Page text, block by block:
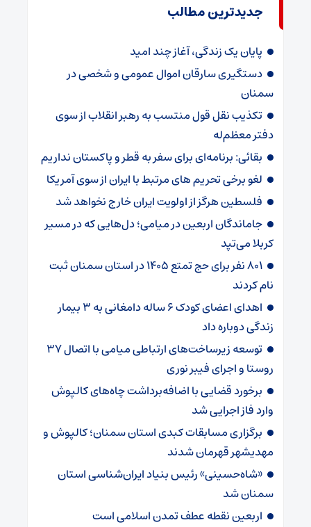
جدیدترین مطالب
پایان یک زندگی، آغاز چند امید
دستگیری سارقان اموال عمومی و شخصی در
سمنان
تکذیب نقل قول منتسب به رهبر انقلاب از سوی
دفتر معظم‌له
بقائی: برنامه‌ای برای سفر به قطر و پاکستان نداریم
لغو برخی تحریم های مرتبط با ایران از سوی آمریکا
فلسطین هرگز از اولویت ایران خارج نخواهد شد
جاماندگان اربعین در میامی؛ دل‌هایی که در مسیر
کربلا می‌تپد
۸۰۱ نفر برای حج تمتع ۱۴۰۵ در استان سمنان ثبت
نام کردند
اهدای اعضای کودک ۶ ساله دامغانی به ۳ بیمار
زندگی دوباره داد
توسعه زیرساخت‌های ارتباطی میامی با اتصال ۳۷
روستا و اجرای فیبر نوری
برخورد قضایی با اضافه‌برداشت چاه‌های کالپوش
وارد فاز اجرایی شد
برگزاری مسابقات کبدی استان سمنان؛ کالپوش و
مهدیشهر قهرمان شدند
«شاه‌حسینی» رئیس بنیاد ایران‌شناسی استان
سمنان شد
اربعین نقطه عطف تمدن اسلامی است